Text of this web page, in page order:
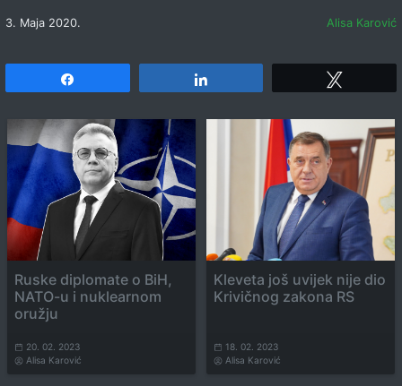
3. Maja 2020. Alisa Karović
Ruske diplomate o BiH,
NATO-u i nuklearnom
oružju
20. 02. 2023
Alisa Karović
Kleveta još uvijek nije dio
Krivičnog zakona RS
18. 02. 2023
Alisa Karović